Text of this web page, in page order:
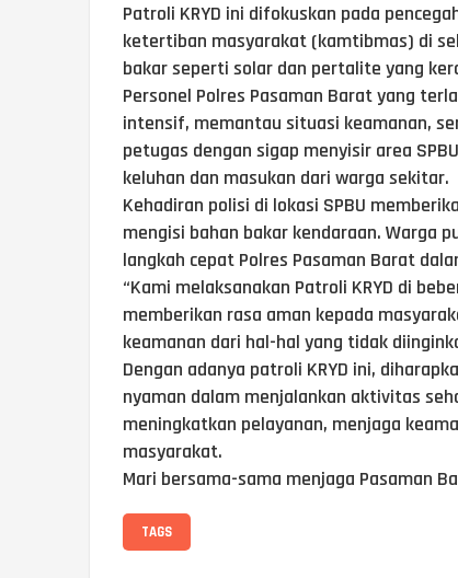
Patroli KRYD ini difokuskan pada
ketertiban masyarakat (kamtibmas) di
bakar seperti solar dan pertalite yang
Personel Polres Pasaman Barat yang
intensif, memantau situasi keamanan,
petugas dengan sigap menyisir area
keluhan dan masukan dari warga sekitar.
Kehadiran polisi di lokasi SPBU
mengisi bahan bakar kendaraan. Warga
langkah cepat Polres Pasaman Barat
“Kami melaksanakan Patroli KRYD di
memberikan rasa aman kepada
keamanan dari hal-hal yang tidak
Dengan adanya patroli KRYD ini,
nyaman dalam menjalankan aktivitas
meningkatkan pelayanan, menjaga
masyarakat.
Mari bersama-sama menjaga Pasaman
TAGS